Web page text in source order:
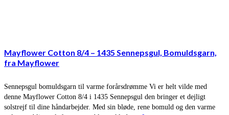
Mayflower Cotton 8/4 – 1435 Sennepsgul, Bomuldsgarn,
fra Mayflower
Sennepsgul bomuldsgarn til varme forårsdrømme Vi er helt vilde med
denne Mayflower Cotton 8/4 i 1435 Sennepsgul den bringer et dejligt
solstrejf til dine håndarbejder. Med sin bløde, rene bomuld og den varme